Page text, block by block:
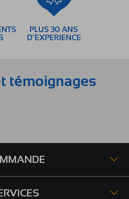
PLUS 30 ANS
D’EXPERIENCE
témoignages